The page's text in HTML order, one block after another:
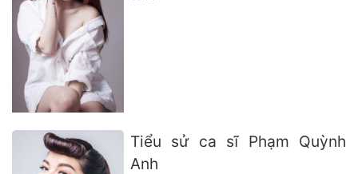
Tiểu sử ca sĩ Phạm Quỳnh
Anh